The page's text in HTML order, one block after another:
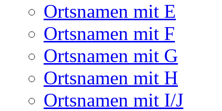
Ortsnamen mit E
Ortsnamen mit F
Ortsnamen mit G
Ortsnamen mit H
Ortsnamen mit I/J